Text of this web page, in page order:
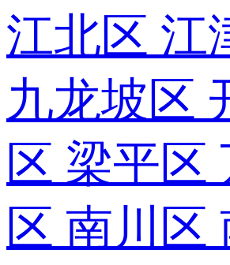
江北区 江
九龙坡区
区 梁平区
区 南川区